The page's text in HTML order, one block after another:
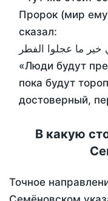
Пророк (мир ему
сказал:
خير ما عجلوا الفطر
«Люди будут
пока будут
достоверный,
В какую
Точное